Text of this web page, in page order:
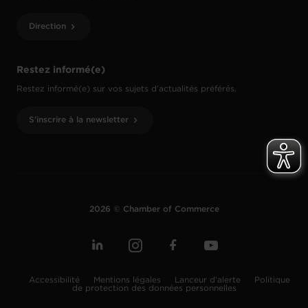
Restez informé(e)
Restez informé(e) sur vos sujets d’actualités préférés.
S'inscrire à la newsletter
Direction
2026 © Chamber of Commerce
Accessibilité Mentions légales Lanceur d'alerte
Politique
de protection des données personnelles